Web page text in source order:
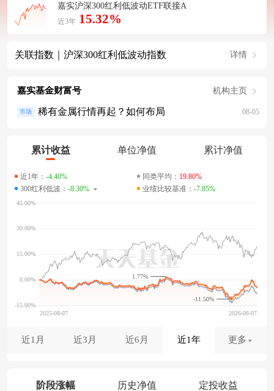
嘉实沪深300红利低波动ETF联接A
近3年 15.32%
关联指数｜沪深300红利低波动指数 详情
嘉实基金财富号 机构主页
市场 稀有金属行情再起？如何布局 08-05
累计收益 单位净值 累计净值
近1年： -4.40% 同类平均： 19.80%
300红利低波： -8.30% 业绩比较基准： -7.85%
-11.50%
1.77%
近1月 近3月 近6月 近1年 更多
阶段涨幅 历史净值 定投收益